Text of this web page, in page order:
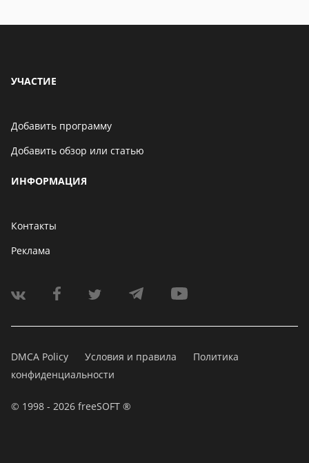
УЧАСТИЕ
Добавить программу
Добавить обзор или статью
ИНФОРМАЦИЯ
Контакты
Реклама
DMCA Policy Условия и правила
Политика
конфиденциальности
© 1998 - 2026 freeSOFT ®